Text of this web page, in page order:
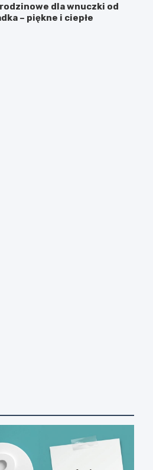
dla wnuczki od
– piękne i ciepłe